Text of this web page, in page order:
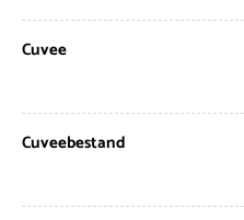
Cuvee
Cuveebestand